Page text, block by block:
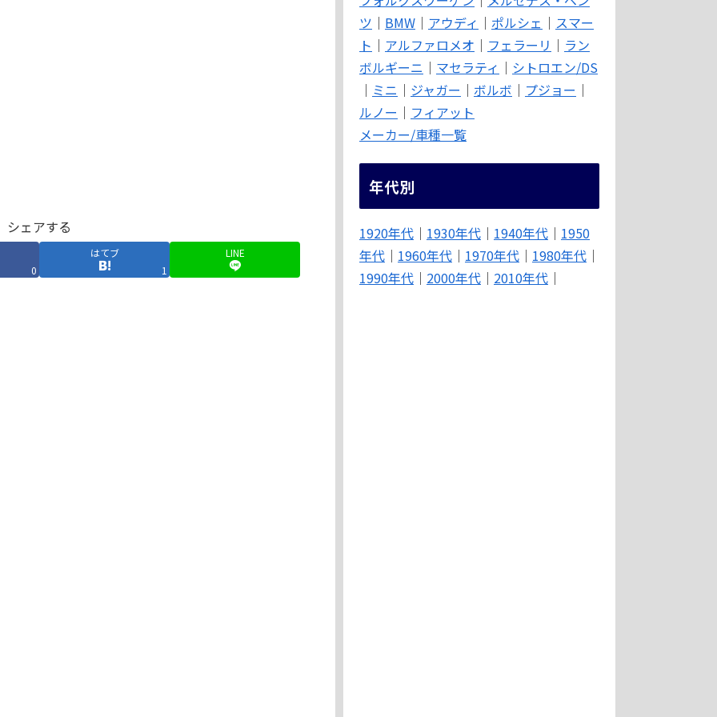
シェアする
0
はてブ
1
LINE
ツ ｜ BMW ｜ アウディ ｜ ポルシェ ｜ スマー
ト ｜ アルファロメオ ｜ フェラーリ ｜ ラン
ボルギーニ ｜ マセラティ ｜ シトロエン/DS
｜ ミニ ｜ ジャガー ｜ ボルボ ｜ プジョー ｜
ルノー ｜ フィアット
メーカー/車種一覧
年代別
1920年代 ｜ 1930年代 ｜ 1940年代 ｜ 1950
年代 ｜ 1960年代 ｜ 1970年代 ｜ 1980年代 ｜
1990年代 ｜ 2000年代 ｜ 2010年代 ｜